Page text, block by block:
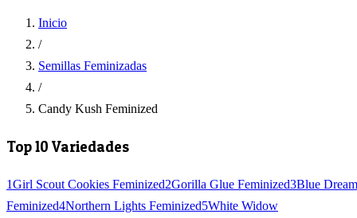
Inicio
/
Semillas Feminizadas
/
Candy Kush Feminized
Top 10 Variedades
1Girl Scout Cookies Feminized2Gorilla Glue Feminized3Blue Dream
Feminized4Northern Lights Feminized5White Widow